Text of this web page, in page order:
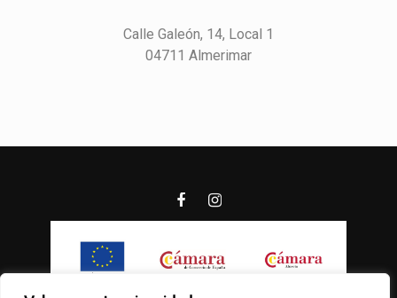
Calle Galeón, 14, Local 1
04711 Almerimar